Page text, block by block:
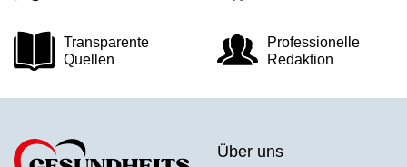
Transparente
Quellen
Professionelle
Redaktion
Über uns